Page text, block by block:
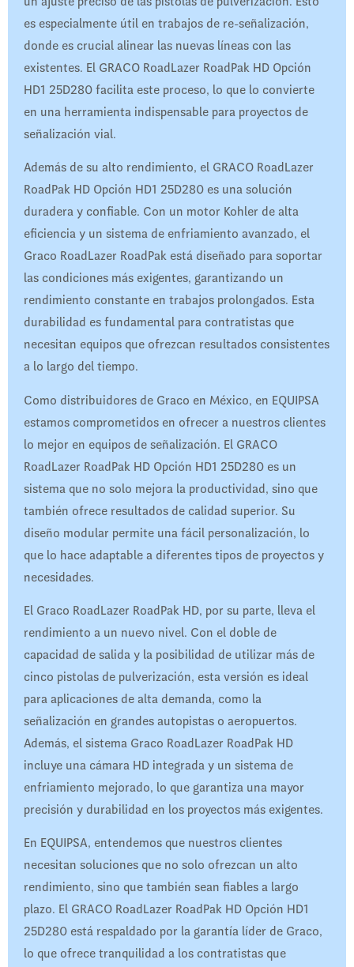
es especialmente útil en trabajos de re-señalización,
donde es crucial alinear las nuevas líneas con las
existentes. El GRACO RoadLazer RoadPak HD Opción
HD1 25D280 facilita este proceso, lo que lo convierte
en una herramienta indispensable para proyectos de
señalización vial.
Además de su alto rendimiento, el GRACO RoadLazer
RoadPak HD Opción HD1 25D280 es una solución
duradera y confiable. Con un motor Kohler de alta
eficiencia y un sistema de enfriamiento avanzado, el
Graco RoadLazer RoadPak está diseñado para soportar
las condiciones más exigentes, garantizando un
rendimiento constante en trabajos prolongados. Esta
durabilidad es fundamental para contratistas que
necesitan equipos que ofrezcan resultados consistentes
a lo largo del tiempo.
Como distribuidores de Graco en México, en EQUIPSA
estamos comprometidos en ofrecer a nuestros clientes
lo mejor en equipos de señalización. El GRACO
RoadLazer RoadPak HD Opción HD1 25D280 es un
sistema que no solo mejora la productividad, sino que
también ofrece resultados de calidad superior. Su
diseño modular permite una fácil personalización, lo
que lo hace adaptable a diferentes tipos de proyectos y
necesidades.
El Graco RoadLazer RoadPak HD, por su parte, lleva el
rendimiento a un nuevo nivel. Con el doble de
capacidad de salida y la posibilidad de utilizar más de
cinco pistolas de pulverización, esta versión es ideal
para aplicaciones de alta demanda, como la
señalización en grandes autopistas o aeropuertos.
Además, el sistema Graco RoadLazer RoadPak HD
incluye una cámara HD integrada y un sistema de
enfriamiento mejorado, lo que garantiza una mayor
precisión y durabilidad en los proyectos más exigentes.
En EQUIPSA, entendemos que nuestros clientes
necesitan soluciones que no solo ofrezcan un alto
rendimiento, sino que también sean fiables a largo
plazo. El GRACO RoadLazer RoadPak HD Opción HD1
25D280 está respaldado por la garantía líder de Graco,
lo que ofrece tranquilidad a los contratistas que